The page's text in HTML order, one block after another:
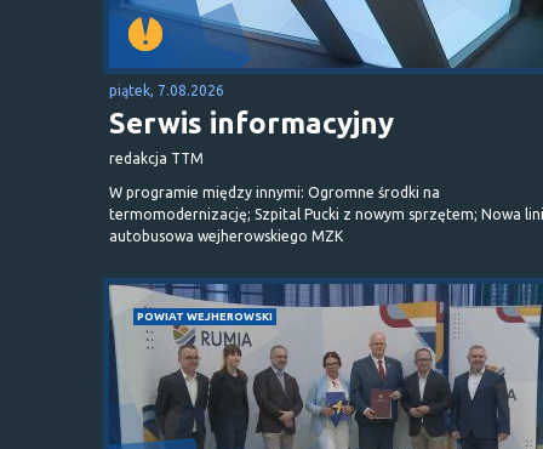
piątek, 7.08.2026
Serwis informacyjny
redakcja TTM
W programie między innymi: Ogromne środki na
termomodernizację; Szpital Pucki z nowym sprzętem; Nowa
autobusowa wejherowskiego MZK
POWIAT WEJHEROWSKI